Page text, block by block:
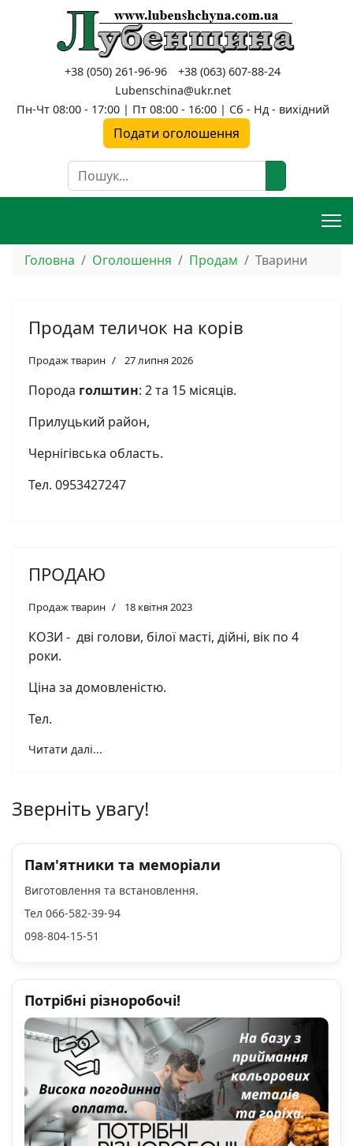
+38 (050) 261-96-96
+38 (063) 607-88-24
Lubenschina@ukr.net
Пн-Чт 08:00 - 17:00 | Пт 08:00 - 16:00 | Сб - Нд - вихідний
Подати оголошення
Пошук
Головна Оголошення Продам Тварини
Продам теличок на корів
Продаж тварин 27 липня 2026
Порода голштин: 2 та 15 місяців.
Прилуцький район,
Чернігівська область.
Тел. 0953427247
ПРОДАЮ
Продаж тварин 18 квітня 2023
КОЗИ - дві голови, білої масті, дійні, вік по 4
роки.
Ціна за домовленістю.
Тел.
Читати далі...
Зверніть увагу!
Пам'ятники та меморіали
Виготовлення та встановлення.
Тел 066-582-39-94
098-804-15-51
Потрібні різноробочі!